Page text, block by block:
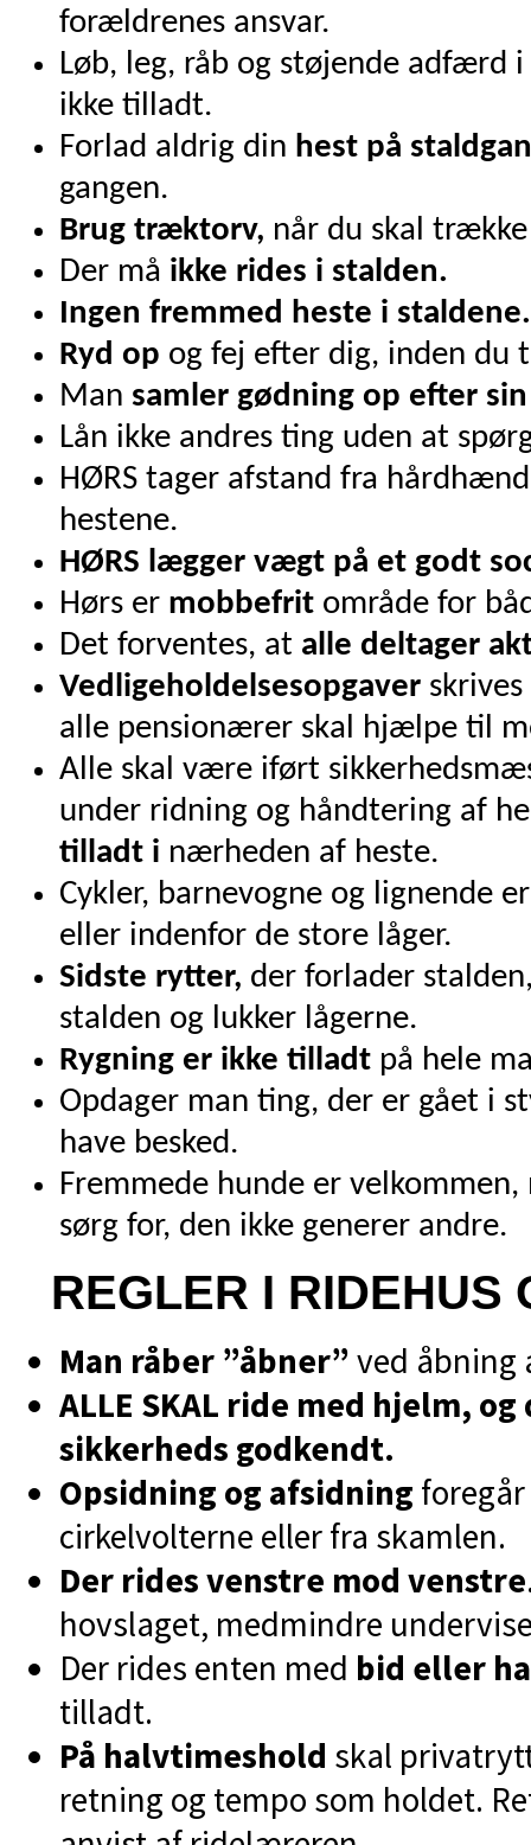
forældrenes ansvar.
Løb, leg, råb og støjende adfærd
ikke tilladt.
Forlad aldrig din hest på
gangen.
Brug træktorv, når du skal
Der må ikke rides i stalden.
Ingen fremmed heste i staldene.
Ryd op og fej efter dig, inden du
Man samler gødning op efter
Lån ikke andres ting uden at
HØRS tager afstand fra
hestene.
HØRS lægger vægt på et godt
Hørs er mobbefrit område for
Det forventes, at alle deltager
Vedligeholdelsesopgaver
alle pensionærer skal hjælpe til
Alle skal være iført
under ridning og håndtering af
tilladt i nærheden af heste.
Cykler, barnevogne og lignende
eller indenfor de store låger.
Sidste rytter, der forlader
stalden og lukker lågerne.
Rygning er ikke tilladt på hele
Opdager man ting, der er gået i
have besked.
Fremmede hunde er
sørg for, den ikke generer andre.
REGLER I RIDEHUS
Man råber ”åbner”ved åbning
ALLE SKAL ride med hjelm,
sikkerheds godkendt.
Opsidning og afsidning
cirkelvolterne eller fra skamlen.
Der rides venstre mod venstre
hovslaget, medmindre
Der rides enten med bid eller
tilladt.
På halvtimeshold skal
retning og tempo som holdet.